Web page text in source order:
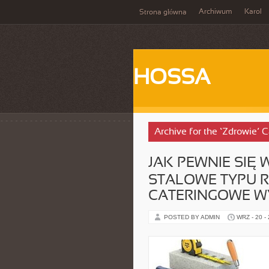
Strona główna Archiwum Karol
HOSSA
Archive for the ‘Zdrowie’
JAK PEWNIE SIĘ
STALOWE TYPU
CATERINGOWE
POSTED BY ADMIN WRZ - 20 -